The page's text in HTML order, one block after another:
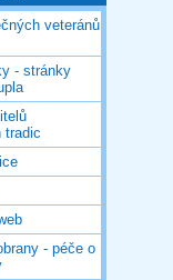
veteránů
- stránky
tradic
- péče o